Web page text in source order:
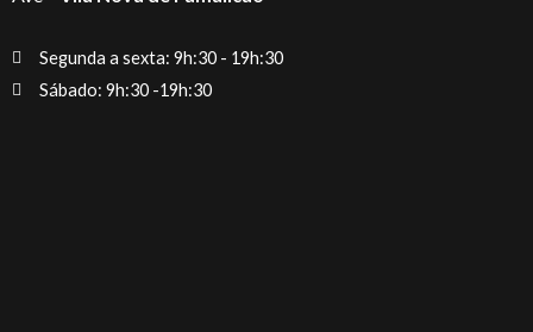
Segunda a sexta: 9h:30 - 19h:30
Sábado: 9h:30 -19h:30